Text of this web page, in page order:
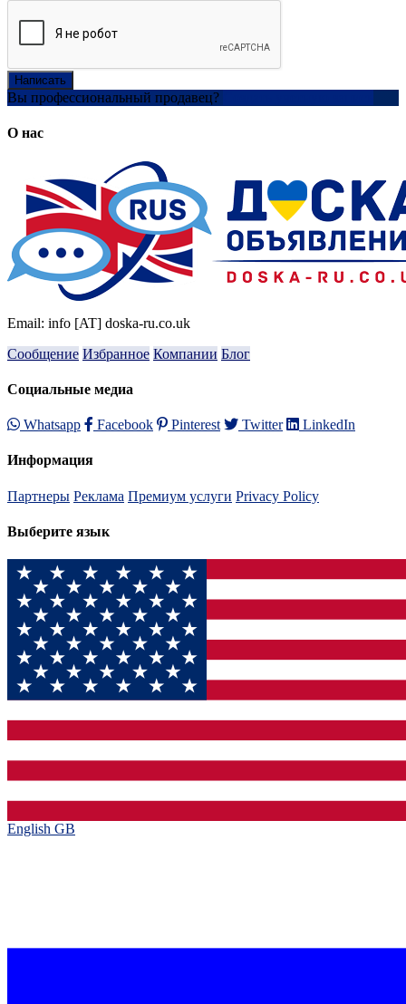
Написать
Вы профессиональный продавец?
О нас
Email: info [AT] doska-ru.co.uk
Сообщение Избранное Компании Блог
Социальные медиа
Whatsapp Facebook Pinterest Twitter LinkedIn
Информация
Партнеры Реклама Премиум услуги Privacy Policy
Выберите язык
English GB‎